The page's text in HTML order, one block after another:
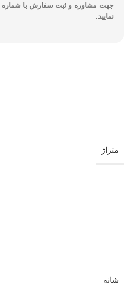
جهت مشاوره و ثبت سفارش با شماره
نمایید.
متراژ
شانه